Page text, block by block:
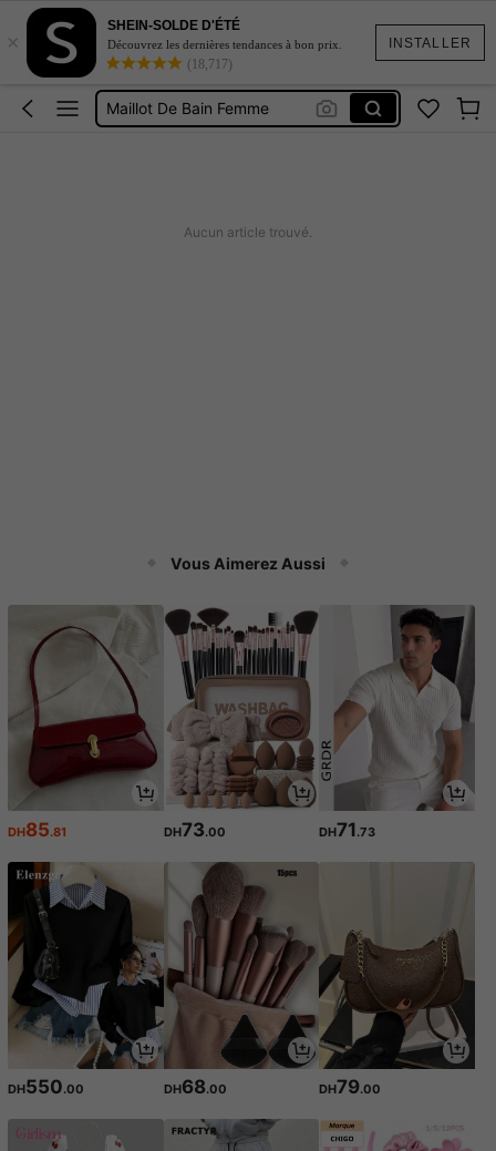
INSTALLER
×
SHEIN-SOLDE D'ÉTÉ
Découvrez les dernières tendances à bon prix.
(18,717)
Robe Femme été
Maillot De Bain Femme
Aucun article trouvé.
Vous Aimerez Aussi
DH85.81 DH73.00 DH71.73
DH550.00 DH68.00 DH79.00